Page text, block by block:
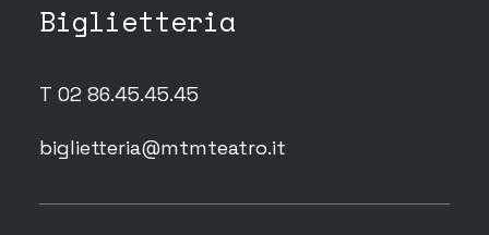
Biglietteria
T 02 86.45.45.45
biglietteria@mtmteatro.it